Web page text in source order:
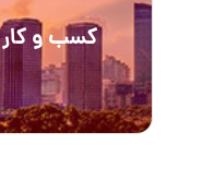
کسب و کار